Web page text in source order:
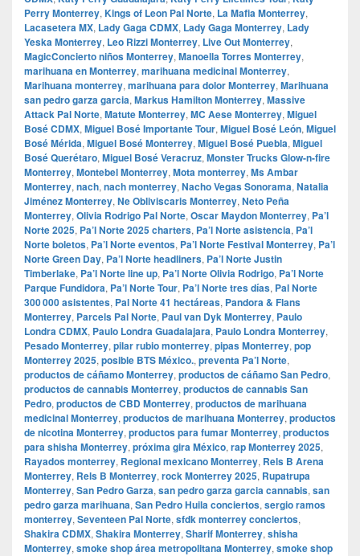
Perry Monterrey, Kings of Leon Pal Norte, La Mafia Monterrey,
Lacasetera MX, Lady Gaga CDMX, Lady Gaga Monterrey, Lady
Yeska Monterrey, Leo Rizzi Monterrey, Live Out Monterrey,
MagicConcierto niños Monterrey, Manoella Torres Monterrey,
marihuana en Monterrey, marihuana medicinal Monterrey,
Marihuana monterrey, marihuana para dolor Monterrey, Marihuana
san pedro garza garcia, Markus Hamilton Monterrey, Massive
Attack Pal Norte, Matute Monterrey, MC Aese Monterrey, Miguel
Bosé CDMX, Miguel Bosé Importante Tour, Miguel Bosé León, Miguel
Bosé Mérida, Miguel Bosé Monterrey, Miguel Bosé Puebla, Miguel
Bosé Querétaro, Miguel Bosé Veracruz, Monster Trucks Glow-n-fire
Monterrey, Montebel Monterrey, Mota monterrey, Ms Ambar
Monterrey, nach, nach monterrey, Nacho Vegas Sonorama, Natalia
Jiménez Monterrey, Ne Obliviscaris Monterrey, Neto Peña
Monterrey, Olivia Rodrigo Pal Norte, Oscar Maydon Monterrey, Pa’l
Norte 2025, Pa’l Norte 2025 charters, Pa’l Norte asistencia, Pa’l
Norte boletos, Pa’l Norte eventos, Pa’l Norte Festival Monterrey, Pa’l
Norte Green Day, Pa’l Norte headliners, Pa’l Norte Justin
Timberlake, Pa’l Norte line up, Pa’l Norte Olivia Rodrigo, Pa’l Norte
Parque Fundidora, Pa’l Norte Tour, Pa’l Norte tres días, Pal Norte
300 000 asistentes, Pal Norte 41 hectáreas, Pandora & Flans
Monterrey, Parcels Pal Norte, Paul van Dyk Monterrey, Paulo
Londra CDMX, Paulo Londra Guadalajara, Paulo Londra Monterrey,
Pesado Monterrey, pilar rubio monterrey, pipas Monterrey, pop
Monterrey 2025, posible BTS México., preventa Pa’l Norte,
productos de cáñamo Monterrey, productos de cáñamo San Pedro,
productos de cannabis Monterrey, productos de cannabis San
Pedro, productos de CBD Monterrey, productos de marihuana
medicinal Monterrey, productos de marihuana Monterrey, productos
de nicotina Monterrey, productos para fumar Monterrey, productos
para shisha Monterrey, próxima gira México, rap Monterrey 2025,
Rayados monterrey, Regional mexicano Monterrey, Rels B Arena
Monterrey, Rels B Monterrey, rock Monterrey 2025, Rupatrupa
Monterrey, San Pedro Garza, san pedro garza garcia cannabis, san
pedro garza marihuana, San Pedro Huila conciertos, sergio ramos
monterrey, Seventeen Pal Norte, sfdk monterrey conciertos,
Shakira CDMX, Shakira Monterrey, Sharif Monterrey, shisha
Monterrey, smoke shop área metropolitana Monterrey, smoke shop